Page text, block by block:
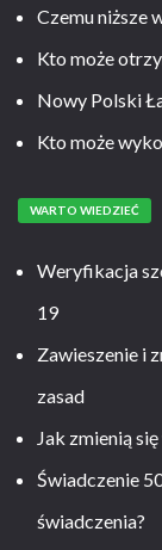
Czemu niższe
Kto może
Nowy Polski
Kto może
WARTO WIEDZIEĆ
Weryfikacja
19
Zawieszenie i
zasad
Jak zmienią
Świadczenie
świadczenia?